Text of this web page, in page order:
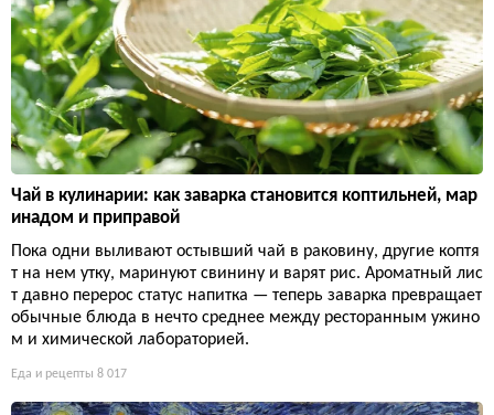
Чай в кулинарии: как заварка становится коптильней, мар
инадом и приправой
Пока одни выливают остывший чай в раковину, другие коптя
т на нем утку, маринуют свинину и варят рис. Ароматный лис
т давно перерос статус напитка — теперь заварка превращает
обычные блюда в нечто среднее между ресторанным ужино
м и химической лабораторией.
Еда и рецепты 8 017